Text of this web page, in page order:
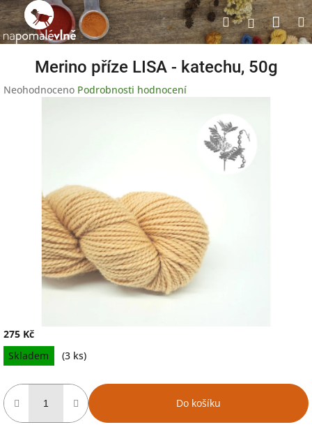
Přejít
na
obsah
Hledat
Merino příze LISA - katechu, 50g
Průměrné
Neohodnoceno Podrobnosti hodnocení
275 Kč
Měrná
cena:
Skladem (3 ks)
Do košíku